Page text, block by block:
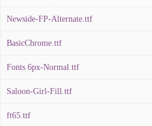
Newside-FP-Alternate.ttf
BasicChrome.ttf
Fonts 6px-Normal.ttf
Saloon-Girl-Fill.ttf
ft65.ttf